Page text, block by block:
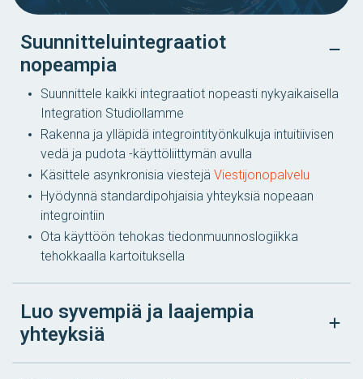
Suunnitteluintegraatiot
nopeampia
Suunnittele kaikki integraatiot nopeasti nykyaikaisella
Integration Studiollamme
Rakenna ja ylläpidä integrointityönkulkuja intuitiivisen
vedä ja pudota -käyttöliittymän avulla
Käsittele asynkronisia viestejä Viestijonopalvelu
Hyödynnä standardipohjaisia ​​yhteyksiä nopeaan
integrointiin
Ota käyttöön tehokas tiedonmuunnoslogiikka
tehokkaalla kartoituksella
Luo syvempiä ja laajempia
yhteyksiä